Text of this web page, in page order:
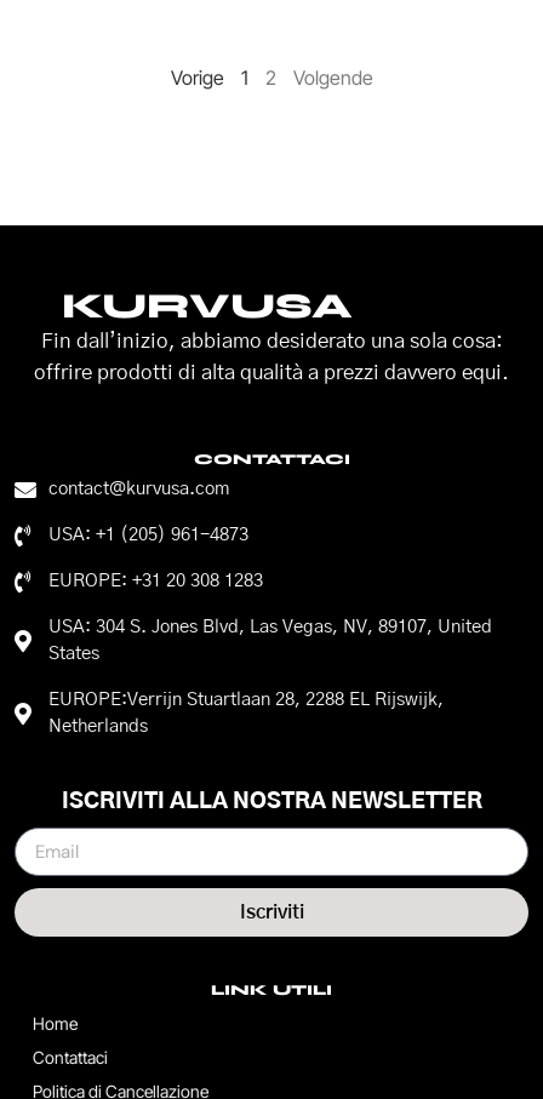
Vorige 1 2 Volgende
KURVUSA
Fin dall’inizio, abbiamo desiderato una sola cosa:
offrire prodotti di alta qualità a prezzi davvero equi.
CONTATTACI
contact@kurvusa.com
USA: +1 (205) 961-4873
EUROPE: +31 20 308 1283
USA: 304 S. Jones Blvd, Las Vegas, NV, 89107, United
States
EUROPE:Verrijn Stuartlaan 28, 2288 EL Rijswijk,
Netherlands
LINK UTILI
Home
Contattaci
Politica di Cancellazione
ISCRIVITI ALLA NOSTRA NEWSLETTER
Iscriviti